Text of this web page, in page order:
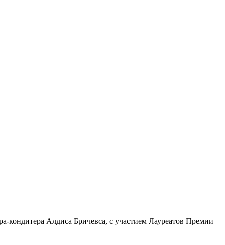
кондитера Алдиса Бричевса, с участием Лауреатов Премии